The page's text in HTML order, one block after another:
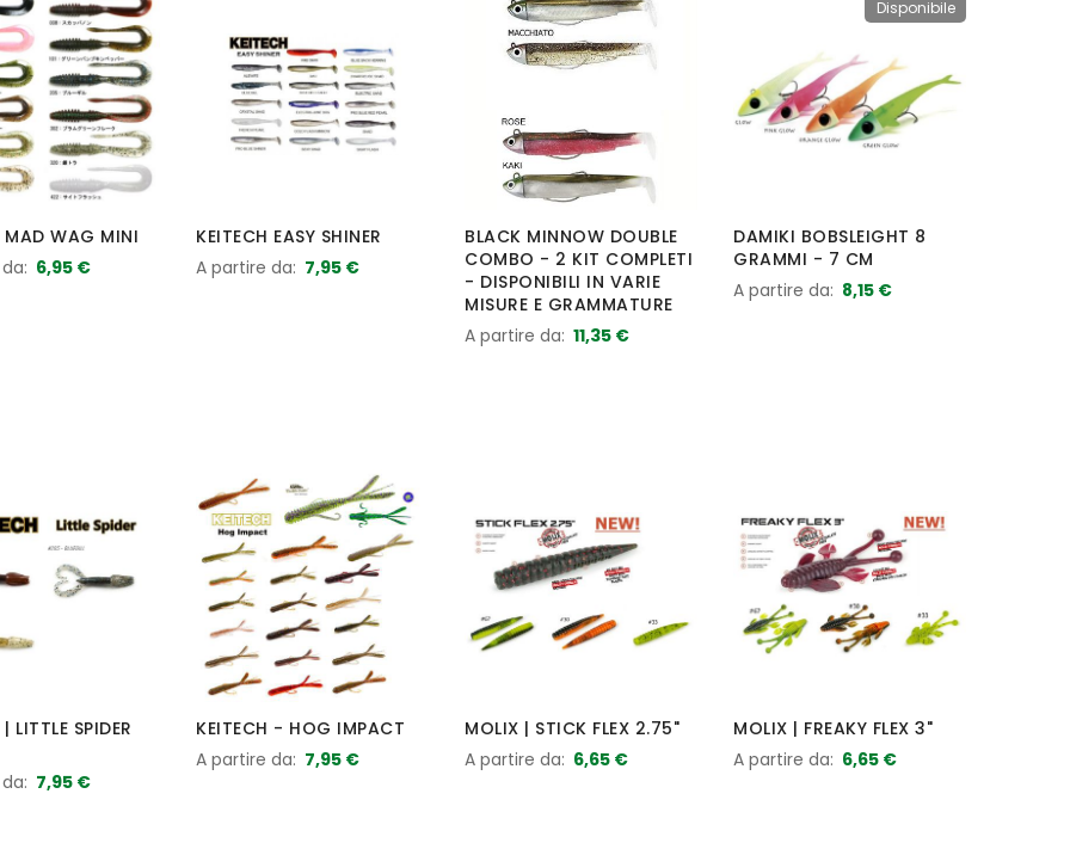
MAD WAG MINI
6,95 €
KEITECH EASY SHINER
A partire da 7,95 €
BLACK MINNOW DOUBLE
COMBO - 2 KIT COMPLETI
- DISPONIBILI IN VARIE
MISURE E GRAMMATURE
A partire da 11,35 €
Disponibile
DAMIKI BOBSLEIGHT 8
GRAMMI - 7 CM
A partire da 8,15 €
LITTLE SPIDER
7,95 €
KEITECH - HOG IMPACT
A partire da 7,95 €
MOLIX | STICK FLEX 2.75"
A partire da 6,65 €
MOLIX | FREAKY FLEX 3"
A partire da 6,65 €